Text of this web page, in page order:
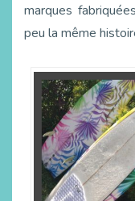
marques
peu la même